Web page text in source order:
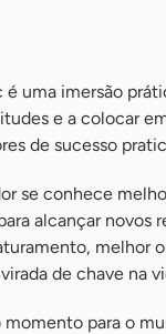
uma imersão
e a colocar
de sucesso
se conhece
alcançar novos
melhor
de chave na
para o